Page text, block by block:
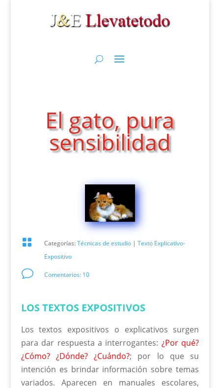
El gato, pura
sensibilidad
 Categorías:Técnicas de estudio| Texto Explicativo-
Expositivo
v Comentarios: 10
LOS TEXTOS EXPOSITIVOS
Los textos expositivos o explicativos surgen
para dar respuesta a interrogantes: ¿Por qué?
¿Cómo? ¿Dónde? ¿Cuándo?; por lo que su
intención es brindar información sobre temas
variados. Aparecen en manuales escolares,